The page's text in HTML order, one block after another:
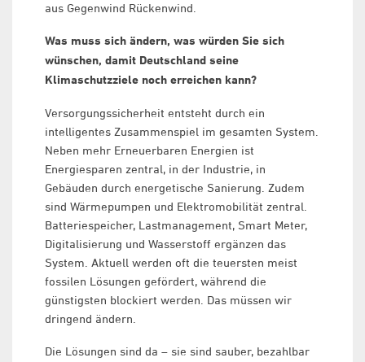
aus Gegenwind Rückenwind.
Was muss sich ändern, was würden Sie sich
wünschen, damit Deutschland seine
Klimaschutzziele noch erreichen kann?
Versorgungssicherheit entsteht durch ein
intelligentes Zusammenspiel im gesamten System.
Neben mehr Erneuerbaren Energien ist
Energiesparen zentral, in der Industrie, in
Gebäuden durch energetische Sanierung. Zudem
sind Wärmepumpen und Elektromobilität zentral.
Batteriespeicher, Lastmanagement, Smart Meter,
Digitalisierung und Wasserstoff ergänzen das
System. Aktuell werden oft die teuersten meist
fossilen Lösungen gefördert, während die
günstigsten blockiert werden. Das müssen wir
dringend ändern.
Die Lösungen sind da – sie sind sauber, bezahlbar